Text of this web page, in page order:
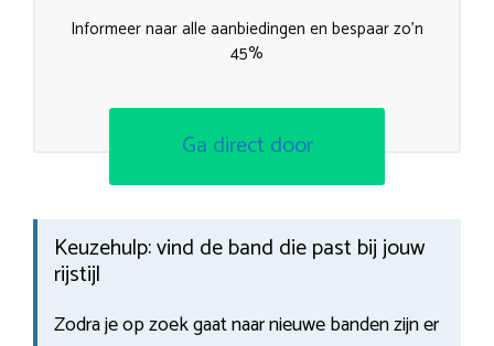
Informeer naar alle aanbiedingen en bespaar zo’n
45%
Ga direct door
Keuzehulp: vind de band die past bij jouw
rijstijl
Zodra je op zoek gaat naar nieuwe banden zijn er